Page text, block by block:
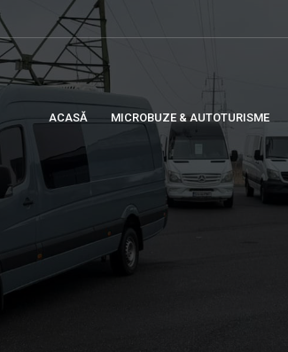
ACASĂ MICROBUZE & AUTOTURISME